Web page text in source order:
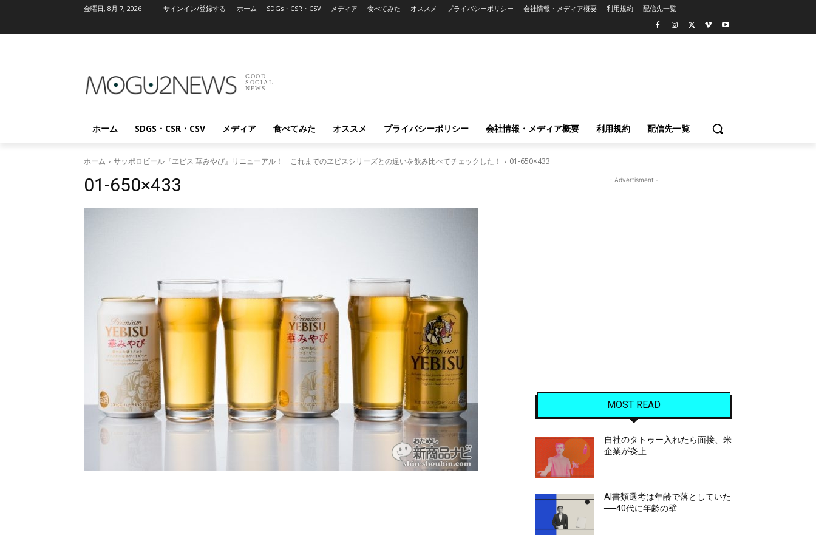
金曜日, 8月 7, 2026 サインイン/登録する ホーム SDGs・CSR・CSV メディア 食べてみた オススメ プライバシーポリシー 会社情報・メディア概要 利用規約 配信先一覧
GOOD
SOCIAL
NEWS
ホーム SDGS・CSR・CSV メディア 食べてみた オススメ プライバシーポリシー 会社情報・メディア概要 利用規約 配信先一覧
ホーム サッポロビール『ヱビス 華みやび』リニューアル！ これまでのヱビスシリーズとの違いを飲み比べてチェックした！ 01-650×433
01-650×433 - Advertisment -
MOST READ
自社のタトゥー入れたら面接、米
企業が炎上
AI書類選考は年齢で落としていた
──40代に年齢の壁